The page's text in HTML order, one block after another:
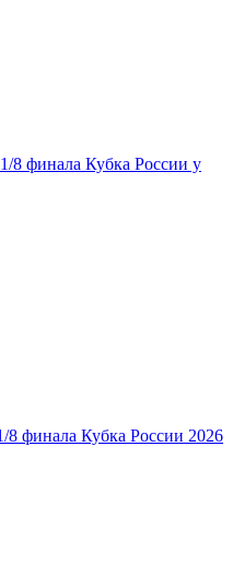
8 финала Кубка России у
8 финала Кубка России 2026